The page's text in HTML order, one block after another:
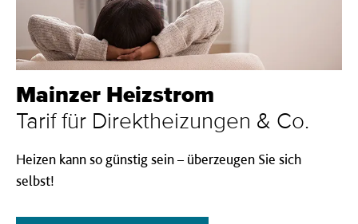
Mainzer Heizstrom
Tarif für Direktheizungen & Co.
Heizen kann so günstig sein – überzeugen Sie sich
selbst!